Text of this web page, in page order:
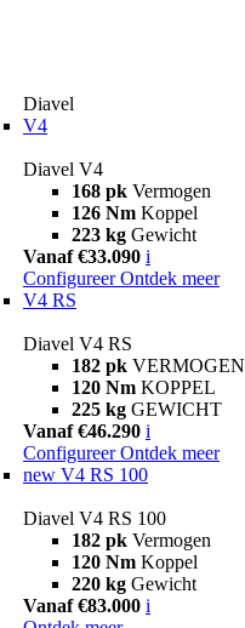
Diavel
V4
Diavel V4
168 pk Vermogen
126 Nm Koppel
223 kg Gewicht
Vanaf €33.090 i
Configureer Ontdek meer
V4 RS
Diavel V4 RS
182 pk VERMOGEN
120 Nm KOPPEL
225 kg GEWICHT
Vanaf €46.290 i
Configureer Ontdek meer
new V4 RS 100
Diavel V4 RS 100
182 pk Vermogen
120 Nm Koppel
220 kg Gewicht
Vanaf €83.000 i